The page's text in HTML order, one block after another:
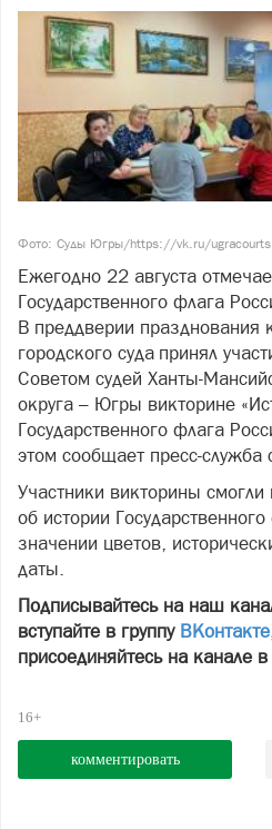
Фото: Суды Югры/https://vk.ru/ugracourts
Ежегодно 22 августа
Государственного флага
В преддверии празднования
городского суда принял
Советом судей Ханты-
округа – Югры викторине
Государственного флага
этом сообщает пресс-служба
Участники викторины смогли
об истории
значении цветов,
даты.
Подписывайтесь на наш
вступайте в группу ВКонтакте
присоединяйтесь на канале в
16+
комментировать